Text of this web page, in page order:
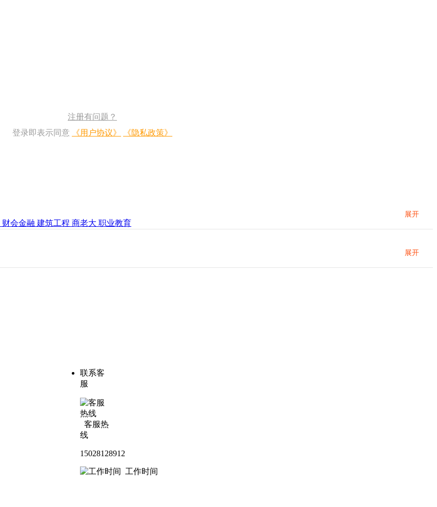
注册有问题？
登录即表示同意
《用户协议》 《隐私政策》
展开
财会金融 建筑工程 商老大 职业教育
展开
联系客
服
客服热
线
15028128912
工作时间